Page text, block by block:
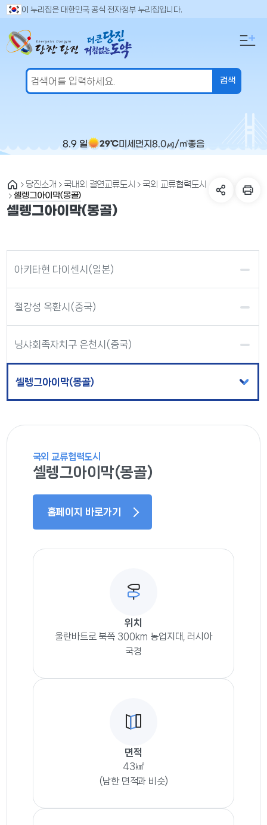
이 누리집은 대한민국 공식 전자정부 누리집입니다.
8.9 일 29℃미세먼지 8.0㎍/㎥좋음
검
어
입
당진소개 국내외 결연교류도시 국외 교류협력도시
셀렝그아이막(몽골)
셀렝그아이막(몽골)
아키타현 다이센시(일본)
절강성 옥환시(중국)
닝샤회족자치구 은천시(중국)
셀렝그아이막(몽골)
국외 교류협력도시
셀렝그아이막(몽골)
홈페이지 바로가기
위치
울란바트로 북쪽 300km 농업지대, 러시아
국경
면적
43㎢
(남한 면적과 비슷)
만
도
의
세